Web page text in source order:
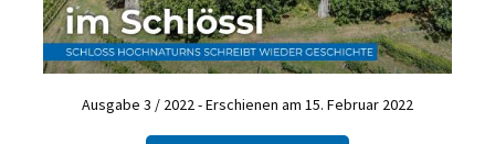
Ausgabe 3 / 2022 - Erschienen am 15. Februar 2022